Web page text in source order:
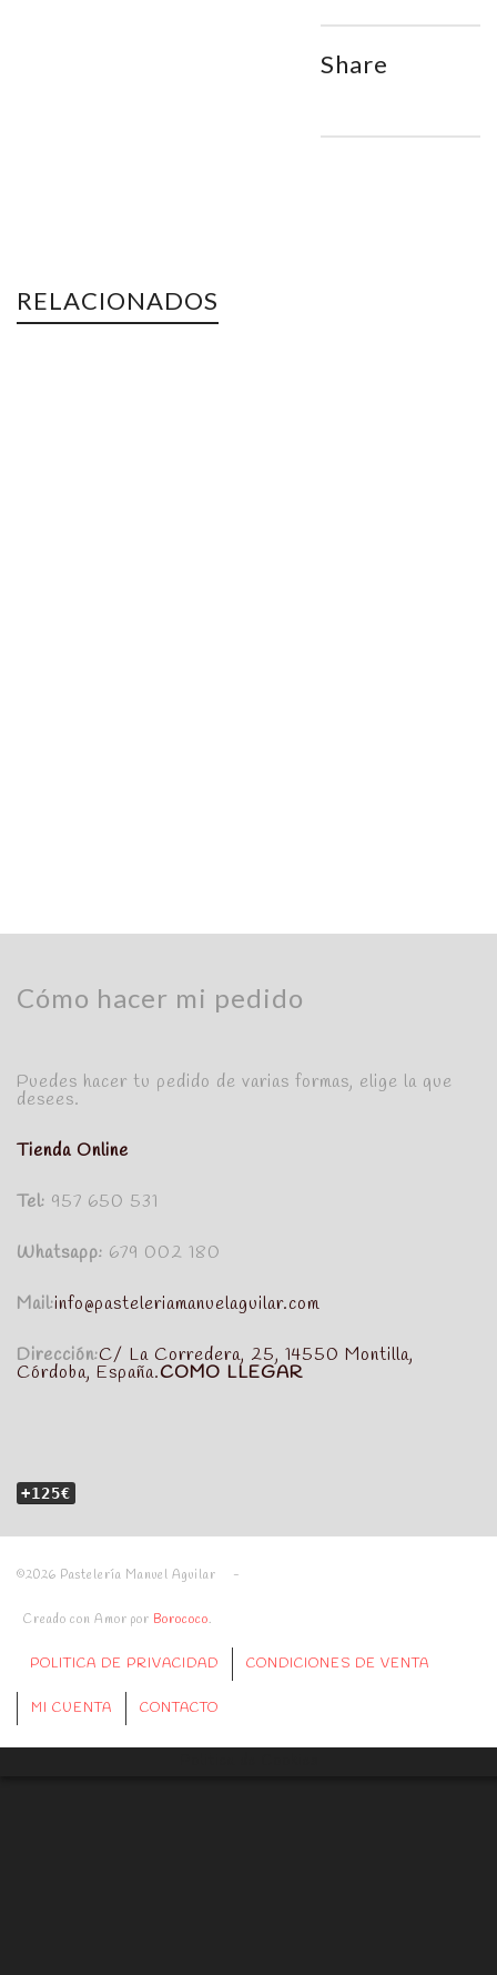
Share
RELACIONADOS
Cómo hacer mi pedido
Puedes hacer tu pedido de varias formas, elige la que
desees.
Tienda Online
Tel: 957 650 531
Whatsapp: 679 002 180
Mail:info@pasteleriamanuelaguilar.com
Dirección:C/ La Corredera, 25, 14550 Montilla,
Córdoba, España.COMO LLEGAR
+125€
©2026 Pastelería Manuel Aguilar -
Creado con Amor por Borococo.
POLITICA DE PRIVACIDAD CONDICIONES DE VENTA
MI CUENTA CONTACTO